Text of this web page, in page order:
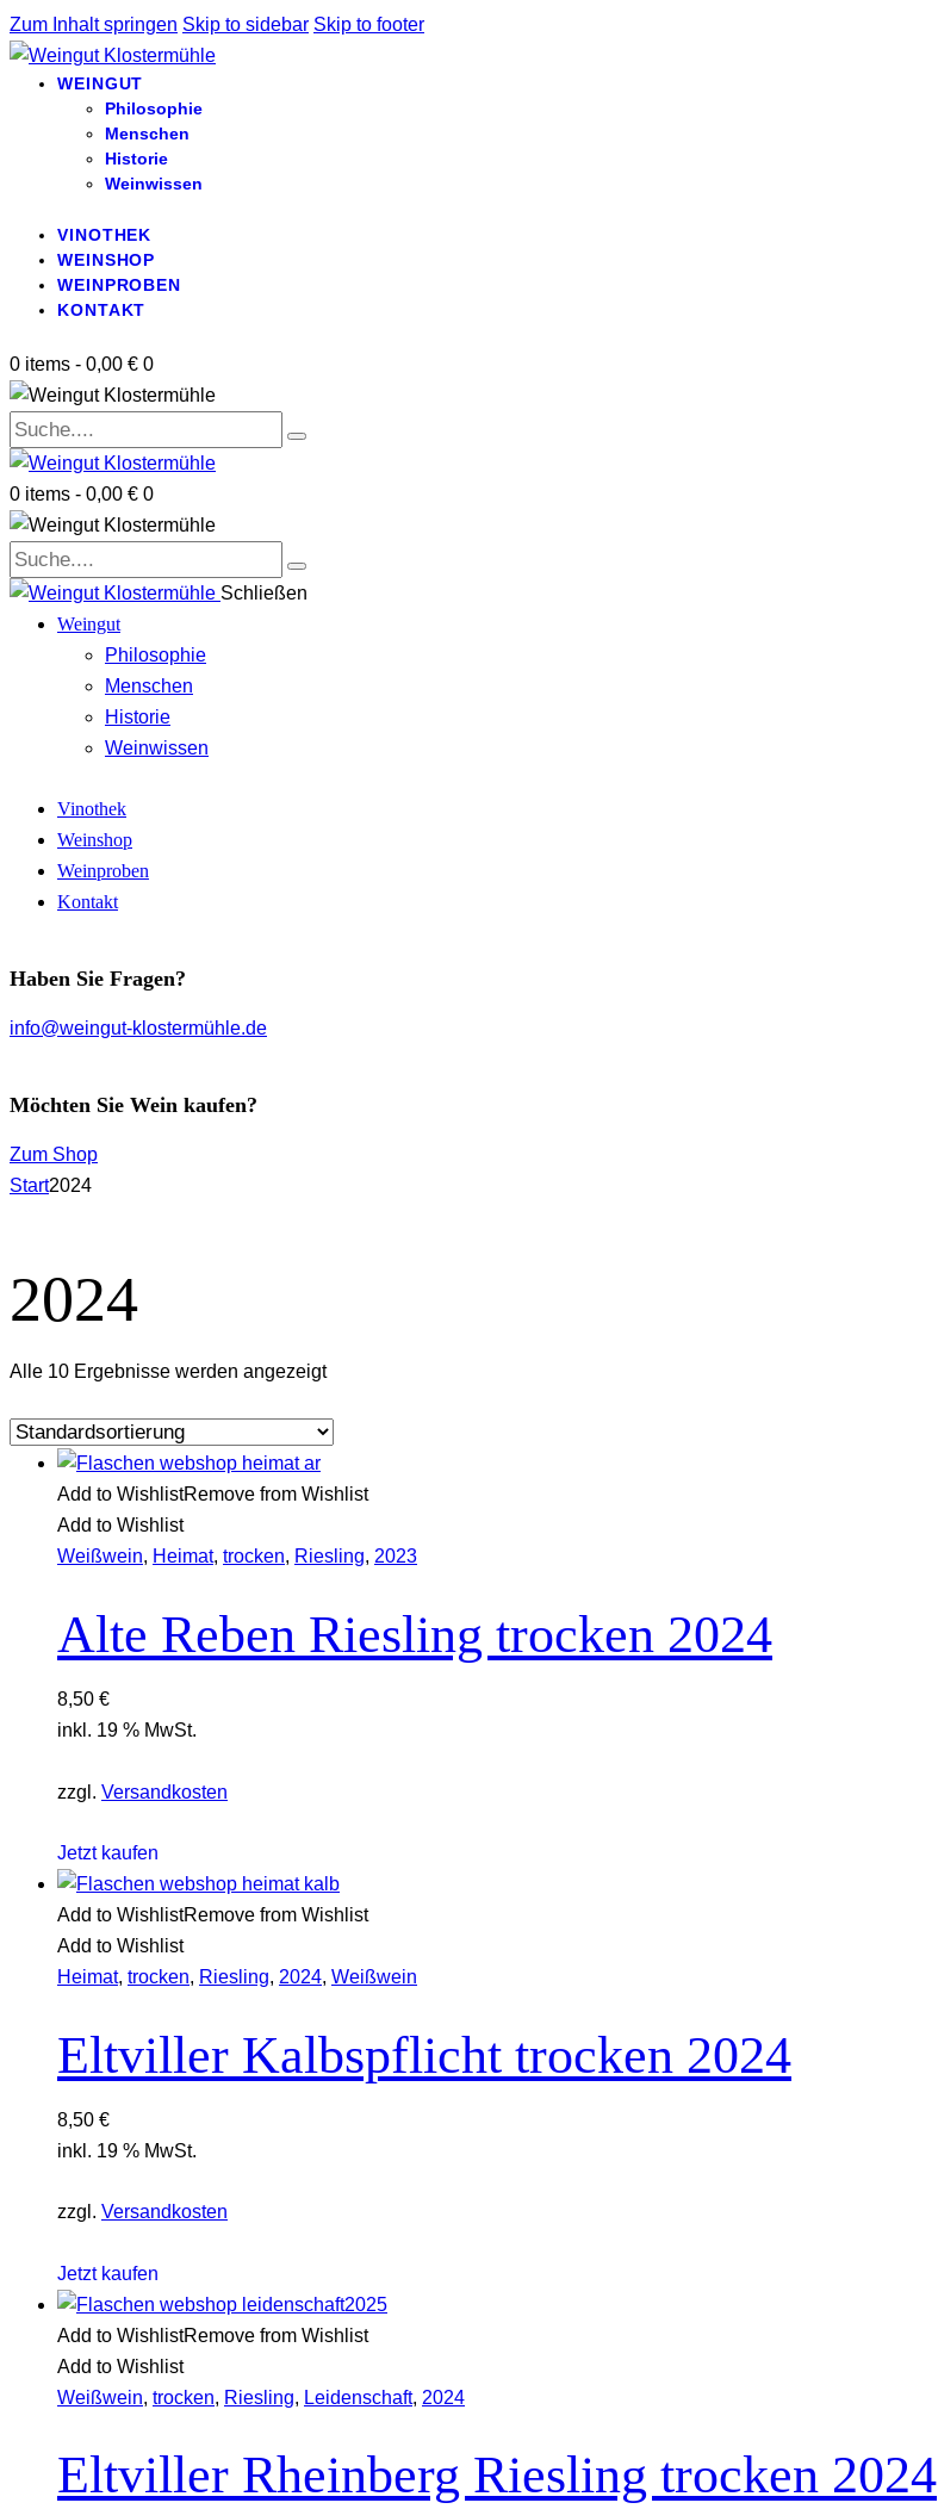
Zum Inhalt springen Skip to sidebar Skip to footer
WEINGUT
Philosophie
Menschen
Historie
Weinwissen
VINOTHEK
WEINSHOP
WEINPROBEN
KONTAKT
0 items - 0,00 € 0
0 items - 0,00 € 0
Schließen
Weingut
Philosophie
Menschen
Historie
Weinwissen
Vinothek
Weinshop
Weinproben
Kontakt
Haben Sie Fragen?
info@weingut-klostermühle.de
Möchten Sie Wein kaufen?
Zum Shop
Start2024
2024
Alle 10 Ergebnisse werden angezeigt
Add to WishlistRemove from Wishlist
Add to Wishlist
Weißwein, Heimat, trocken, Riesling, 2023
Alte Reben Riesling trocken 2024
8,50 €
inkl. 19 % MwSt.
zzgl. Versandkosten
Jetzt kaufen
Add to WishlistRemove from Wishlist
Add to Wishlist
Heimat, trocken, Riesling, 2024, Weißwein
Eltviller Kalbspflicht trocken 2024
8,50 €
inkl. 19 % MwSt.
zzgl. Versandkosten
Jetzt kaufen
Add to WishlistRemove from Wishlist
Add to Wishlist
Weißwein, trocken, Riesling, Leidenschaft, 2024
Eltviller Rheinberg Riesling trocken 2024